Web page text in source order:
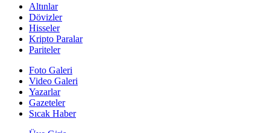
Altınlar
Dövizler
Hisseler
Kripto Paralar
Pariteler
Foto Galeri
Video Galeri
Yazarlar
Gazeteler
Sıcak Haber